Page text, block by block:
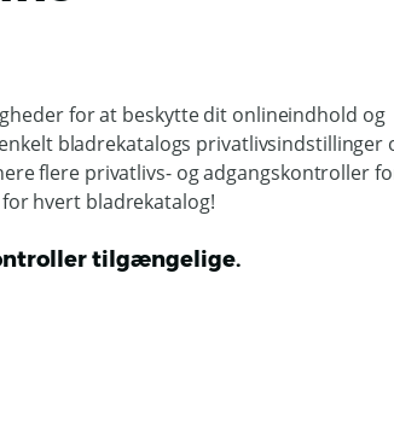
for at beskytte dit onlineindhold og
bladrekatalogs privatlivsindstillinger
flere privatlivs- og adgangskontroller
hvert bladrekatalog!
tilgængelige.